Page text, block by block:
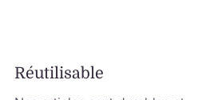
Réutilisable